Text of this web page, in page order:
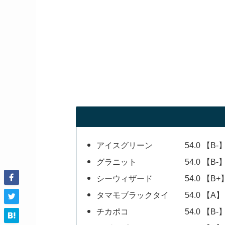
アイスグリーン 54.0 【B-】
グラニット 54.0 【B-】
シーウィザード 54.0 【B+】
タマモブラックタイ 54.0 【A】
チカポコ 54.0 【B-】